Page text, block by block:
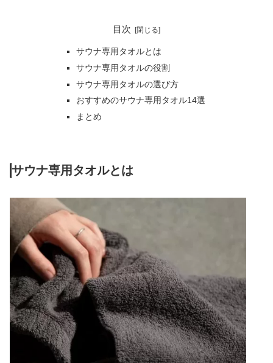
目次
サウナ専用タオルとは
サウナ専用タオルの役割
サウナ専用タオルの選び方
おすすめのサウナ専用タオル14選
まとめ
サウナ専用タオルとは